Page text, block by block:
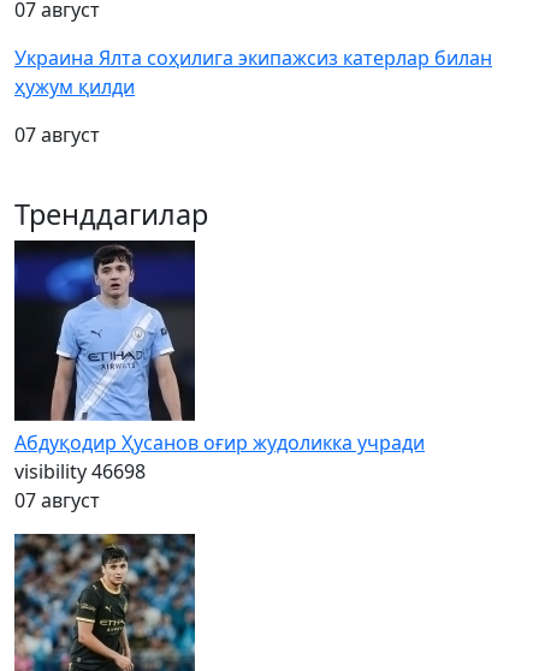
07 август
Украина Ялта соҳилига экипажсиз катерлар билан
ҳужум қилди
07 август
Тренддагилар
Абдуқодир Ҳусанов оғир жудоликка учради
visibility46698
07 август